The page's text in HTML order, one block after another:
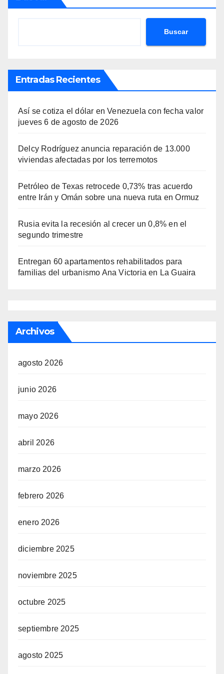
Buscar
Entradas Recientes
Así se cotiza el dólar en Venezuela con fecha valor
jueves 6 de agosto de 2026
Delcy Rodríguez anuncia reparación de 13.000
viviendas afectadas por los terremotos
Petróleo de Texas retrocede 0,73% tras acuerdo
entre Irán y Omán sobre una nueva ruta en Ormuz
Rusia evita la recesión al crecer un 0,8% en el
segundo trimestre
Entregan 60 apartamentos rehabilitados para
familias del urbanismo Ana Victoria en La Guaira
Archivos
agosto 2026
junio 2026
mayo 2026
abril 2026
marzo 2026
febrero 2026
enero 2026
diciembre 2025
noviembre 2025
octubre 2025
septiembre 2025
agosto 2025